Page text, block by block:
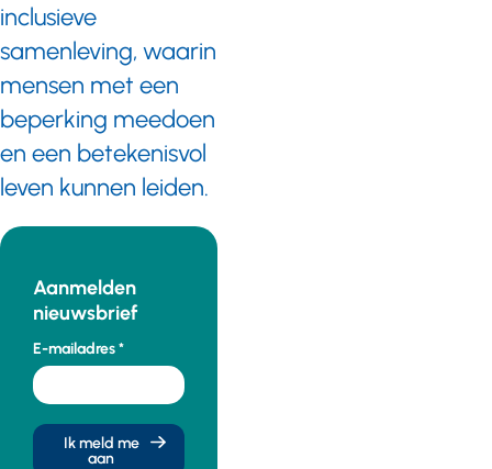
inclusieve
samenleving, waarin
mensen met een
beperking meedoen
en een betekenisvol
leven kunnen leiden.
Aanmelden
nieuwsbrief
E-mailadres
Ik meld me
aan